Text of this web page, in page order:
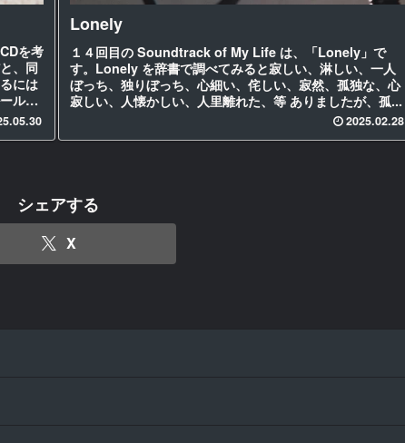
を考
、同
には
ルを
Lonely
１４回目の Soundtrack of My Life は、「Lonely」で
す。Lonely を辞書で調べてみると寂しい、淋しい、一人
ぼっち、独りぼっち、心細い、侘しい、寂然、孤独な、心
寂しい、人懐かしい、人里離れた、等 ありましたが、孤...
2025.02.28
シェアする
X